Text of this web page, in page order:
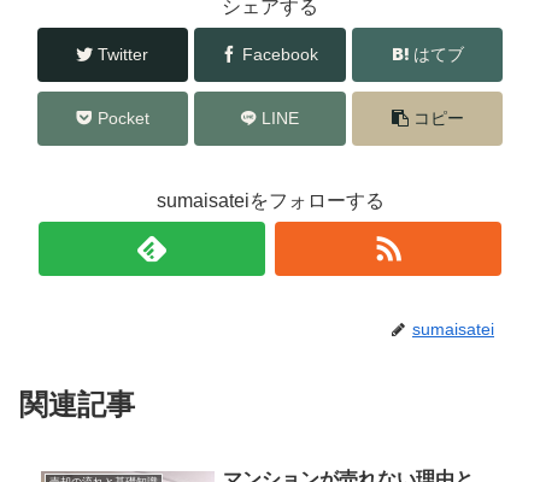
シェアする
Twitter Facebook はてブ
Pocket LINE コピー
sumaisateiをフォローする
sumaisatei
関連記事